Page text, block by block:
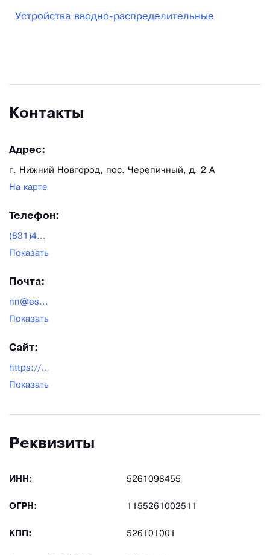
поставляет низковольтное оборудование в
Устройства вводно-распределительные
Контакты
Адрес:
г. Нижний Новгород, пос. Черепичный, д. 2 А
На карте
Телефон:
(831)4...
Показать
Почта:
nn@es...
Показать
Сайт:
https://esnn.ru/
Показать
Реквизиты
ИНН: 5261098455
ОГРН: 1155261002511
КПП: 526101001